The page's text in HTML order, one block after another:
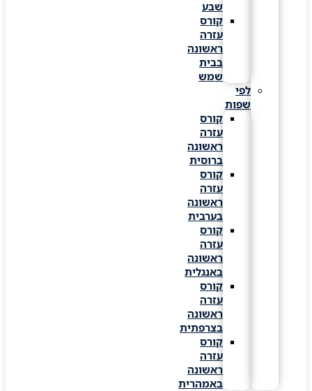
קורס
עזרה
ראשונה
בבית
שמש
לפי
שפות
קורס
עזרה
ראשונה
ברוסית
קורס
עזרה
ראשונה
בערבית
קורס
עזרה
ראשונה
באנגלית
קורס
עזרה
ראשונה
בצרפתית
קורס
עזרה
ראשונה
באמהרית